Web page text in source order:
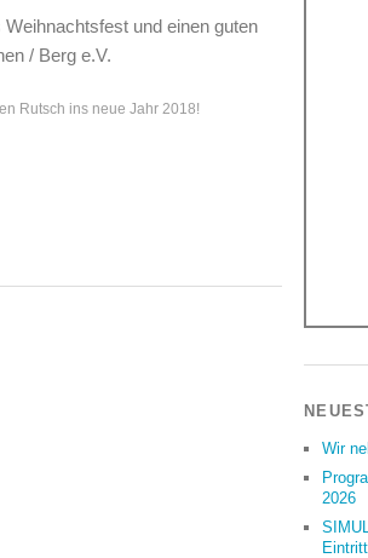
Rutsch ins neue Jahr 2018!
Wir
2026